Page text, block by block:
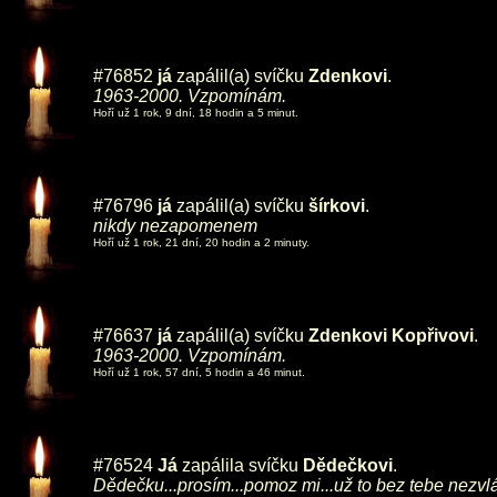
#76852 já zapálil(a) svíčku Zdenkovi.
1963-2000. Vzpomínám.
Hoří už 1 rok, 9 dní, 18 hodin a 5 minut.
#76796 já zapálil(a) svíčku šírkovi.
nikdy nezapomenem
Hoří už 1 rok, 21 dní, 20 hodin a 2 minuty.
#76637 já zapálil(a) svíčku Zdenkovi Kopřivovi.
1963-2000. Vzpomínám.
Hoří už 1 rok, 57 dní, 5 hodin a 46 minut.
#76524 Já zapálila svíčku Dědečkovi.
Dědečku...prosím...pomoz mi...už to bez tebe